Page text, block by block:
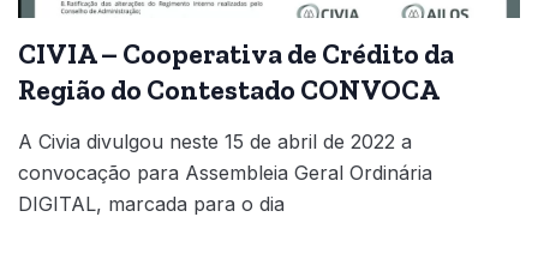
CIVIA – Cooperativa de Crédito da
Região do Contestado CONVOCA
A Civia divulgou neste 15 de abril de 2022 a
convocação para Assembleia Geral Ordinária
DIGITAL, marcada para o dia